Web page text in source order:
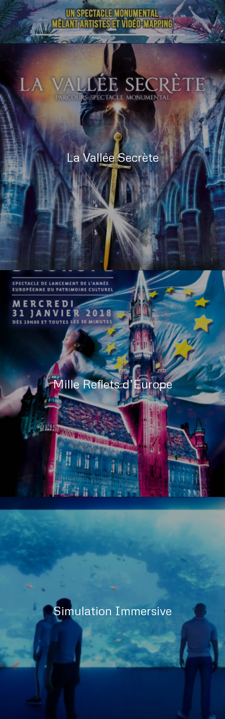
La Vallée Secrète
Mille Reflets d’Europe
Simulation Immersive